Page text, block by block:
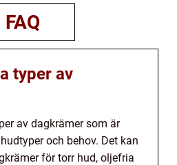
FAQ
typer av
av dagkrämer som är
och behov. Det kan
för torr hud, oljefria